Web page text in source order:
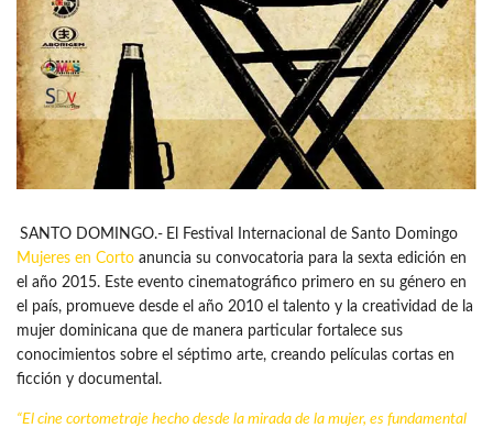
SANTO DOMINGO.- El Festival Internacional de Santo Domingo
Mujeres en Corto anuncia su convocatoria para la sexta edición en
el año 2015. Este evento cinematográfico primero en su género en
el país, promueve desde el año 2010 el talento y la creatividad de la
mujer dominicana que de manera particular fortalece sus
conocimientos sobre el séptimo arte, creando películas cortas en
ficción y documental.
“El cine cortometraje hecho desde la mirada de la mujer, es fundamental